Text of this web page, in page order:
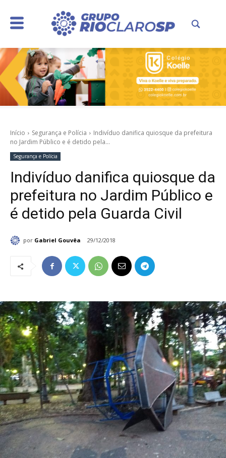
Início Segurança e Polícia
Indivíduo danifica quiosque da prefeitura
no Jardim Público e é detido pela...
Segurança e Polícia
Indivíduo danifica quiosque da
prefeitura no Jardim Público e
é detido pela Guarda Civil
por Gabriel Gouvêa 29/12/2018